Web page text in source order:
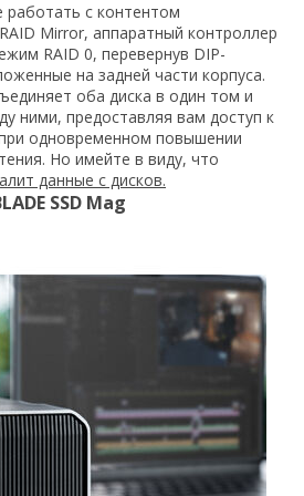
работать с контентом
Mirror, аппаратный контроллер
RAID 0, перевернув DIP-
на задней части корпуса.
оба диска в один том и
ними, предоставляя вам доступ к
одновременном повышении
Но имейте в виду, что
данные с дисков.
SSD Mag